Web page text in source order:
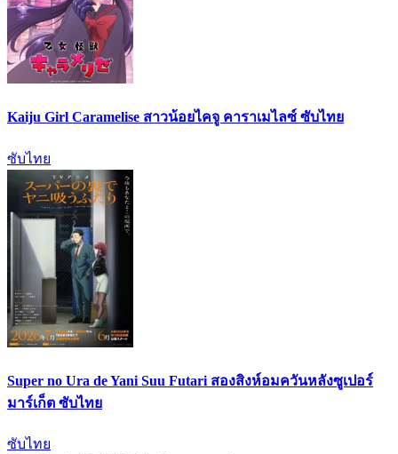
Kaiju Girl Caramelise สาวน้อยไคจู คาราเมไลซ์ ซับไทย
ซับไทย
Super no Ura de Yani Suu Futari สองสิงห์อมควันหลังซูเปอร์
มาร์เก็ต ซับไทย
ซับไทย